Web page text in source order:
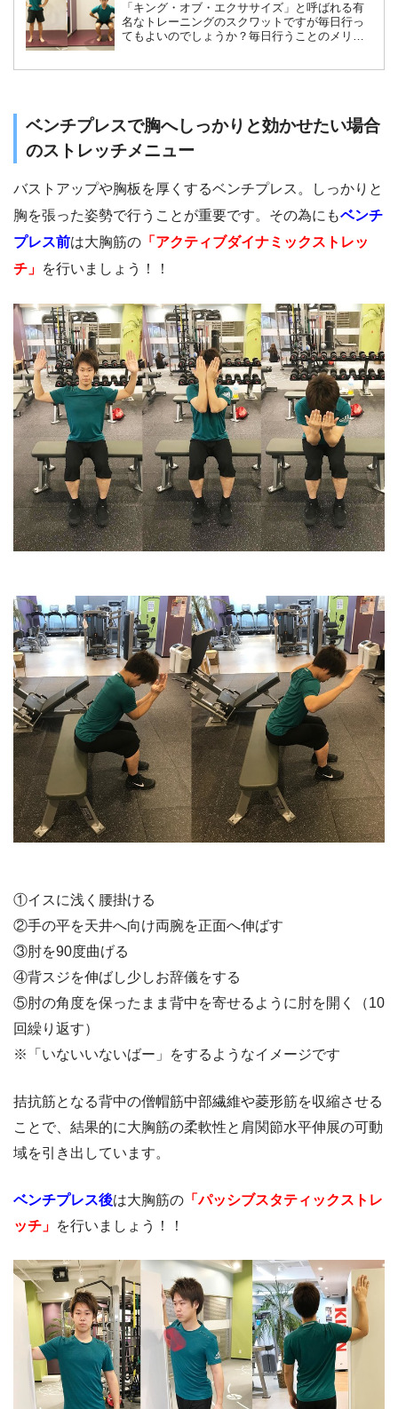
「キング・オブ・エクササイズ」と呼ばれる有
名なトレーニングのスクワットですが毎日行っ
てもよいのでしょうか？毎日行うことのメリッ
ベンチプレスで胸へしっかりと効かせたい場合
のストレッチメニュー
バストアップや胸板を厚くするベンチプレス。しっかりと
胸を張った姿勢で行うことが重要です。その為にもベンチ
プレス前は大胸筋の 「アクティブダイナミックストレッ
チ」 を行いましょう！！
①イスに浅く腰掛ける
②手の平を天井へ向け両腕を正面へ伸ばす
③肘を90度曲げる
④背スジを伸ばし少しお辞儀をする
⑤肘の角度を保ったまま背中を寄せるように肘を開く（10
回繰り返す）
※「いないいないばー」をするようなイメージです
拮抗筋となる背中の僧帽筋中部繊維や菱形筋を収縮させる
ことで、結果的に大胸筋の柔軟性と肩関節水平伸展の可動
域を引き出しています。
ベンチプレス後は大胸筋の 「パッシブスタティックストレ
ッチ」 を行いましょう！！